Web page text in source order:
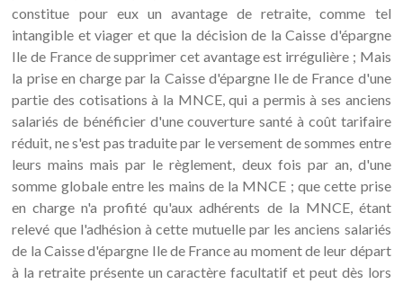
constitue pour eux un avantage de retraite, comme tel
intangible et viager et que la décision de la Caisse d'épargne
Ile de France de supprimer cet avantage est irrégulière ; Mais
la prise en charge par la Caisse d'épargne Ile de France d'une
partie des cotisations à la MNCE, qui a permis à ses anciens
salariés de bénéficier d'une couverture santé à coût tarifaire
réduit, ne s'est pas traduite par le versement de sommes entre
leurs mains mais par le règlement, deux fois par an, d'une
somme globale entre les mains de la MNCE ; que cette prise
en charge n'a profité qu'aux adhérents de la MNCE, étant
relevé que l'adhésion à cette mutuelle par les anciens salariés
de la Caisse d'épargne Ile de France au moment de leur départ
à la retraite présente un caractère facultatif et peut dès lors